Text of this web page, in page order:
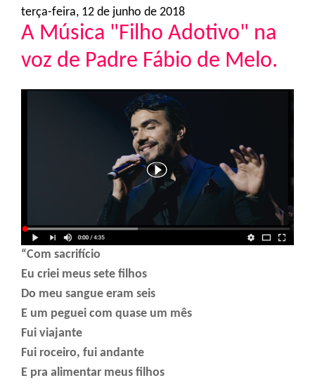
terça-feira, 12 de junho de 2018
A Música "Filho Adotivo" na
voz de Padre Fábio de Melo.
“Com sacrifício
Eu criei meus sete filhos
Do meu sangue eram seis
E um peguei com quase um mês
Fui viajante
Fui roceiro, fui andante
E pra alimentar meus filhos